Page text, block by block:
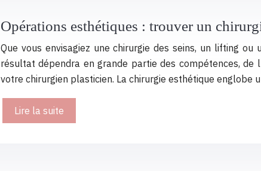
Opérations esthétiques : trouver un
Que vous envisagiez une chirurgie des seins, un lifting ou
résultat dépendra en grande partie des compétences, de
votre chirurgien plasticien. La chirurgie esthétique englobe
Lire la suite